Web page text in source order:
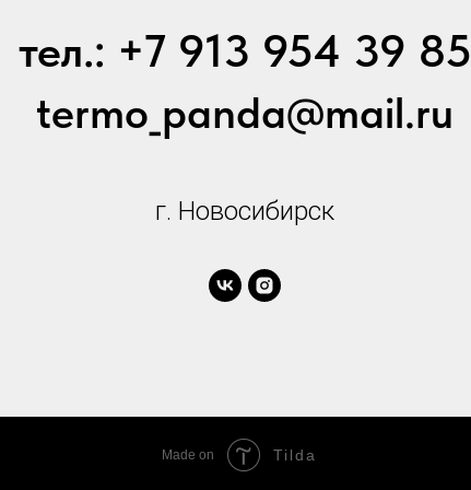
тел.: +7 913 954 39 85
termo_panda@mail.ru
г. Новосибирск
Made on Tilda